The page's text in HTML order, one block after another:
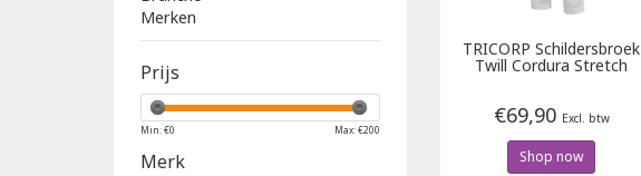
Merken
Prijs
Min: €0 Max: €200
Merk
TRICORP Schildersbroek
Twill Cordura Stretch
€69,90 Excl. btw
Shop now